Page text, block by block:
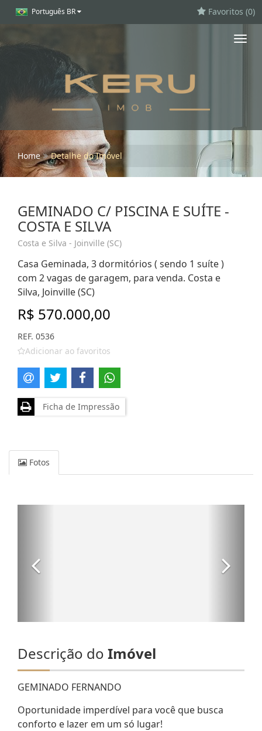
Português BR Favoritos (0)
Home Detalhe do Imóvel
GEMINADO C/ PISCINA E SUÍTE -
COSTA E SILVA
Costa e Silva - Joinville (SC)
Casa Geminada, 3 dormitórios ( sendo 1 suíte )
com 2 vagas de garagem, para venda. Costa e
Silva, Joinville (SC)
R$ 570.000,00
REF. 0536
Adicionar ao favoritos
Ficha de Impressão
Fotos
Descrição do Imóvel
GEMINADO FERNANDO
Oportunidade imperdível para você que busca
conforto e lazer em um só lugar!